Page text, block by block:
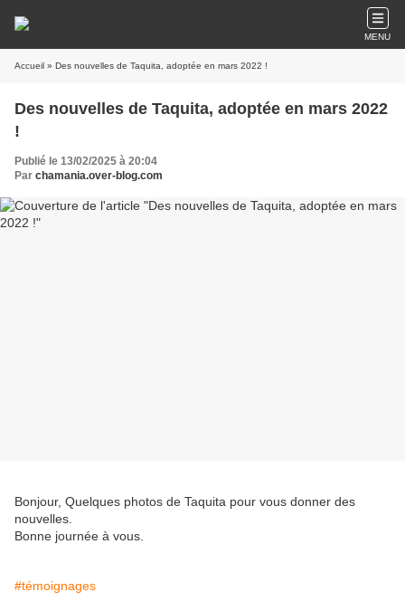
MENU
Accueil » Des nouvelles de Taquita, adoptée en mars 2022 !
Des nouvelles de Taquita, adoptée en mars 2022
!
Publié le 13/02/2025 à 20:04
Par chamania.over-blog.com
Bonjour, Quelques photos de Taquita pour vous donner des
nouvelles.
Bonne journée à vous.
#témoignages